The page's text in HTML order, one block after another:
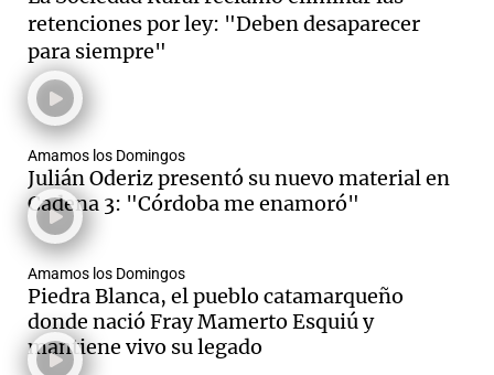
retenciones por ley: "Deben desaparecer
para siempre"
Amamos los Domingos
Julián Oderiz presentó su nuevo material en
Cadena 3: "Córdoba me enamoró"
Amamos los Domingos
Piedra Blanca, el pueblo catamarqueño
donde nació Fray Mamerto Esquiú y
mantiene vivo su legado